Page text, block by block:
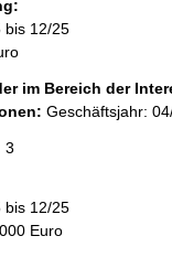
bis 12/25
im Bereich der
Geschäftsjahr:
3
bis 12/25
Euro